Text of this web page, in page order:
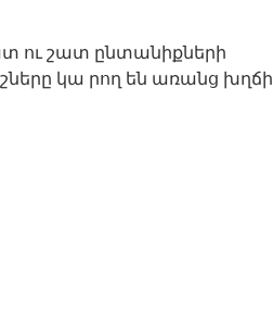
ու շատ ընտանիքների
կա րող են առանց խղճի